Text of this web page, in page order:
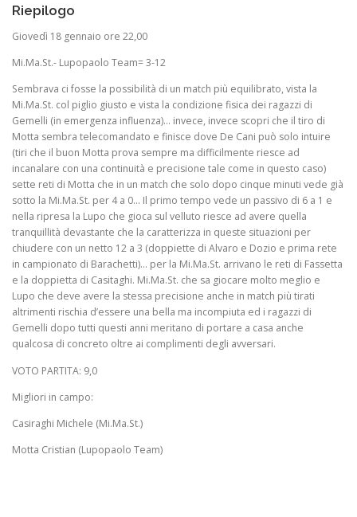
Riepilogo
Giovedì 18 gennaio ore 22,00
Mi.Ma.St.- Lupopaolo Team= 3-12
Sembrava ci fosse la possibilità di un match più equilibrato, vista la
Mi.Ma.St. col piglio giusto e vista la condizione fisica dei ragazzi di
Gemelli (in emergenza influenza)… invece, invece scopri che il tiro di
Motta sembra telecomandato e finisce dove De Cani può solo intuire
(tiri che il buon Motta prova sempre ma difficilmente riesce ad
incanalare con una continuità e precisione tale come in questo caso)
sette reti di Motta che in un match che solo dopo cinque minuti vede già
sotto la Mi.Ma.St. per 4 a 0… Il primo tempo vede un passivo di 6 a 1 e
nella ripresa la Lupo che gioca sul velluto riesce ad avere quella
tranquillità devastante che la caratterizza in queste situazioni per
chiudere con un netto 12 a 3 (doppiette di Alvaro e Dozio e prima rete
in campionato di Barachetti)… per la Mi.Ma.St. arrivano le reti di Fassetta
e la doppietta di Casitaghi. Mi.Ma.St. che sa giocare molto meglio e
Lupo che deve avere la stessa precisione anche in match più tirati
altrimenti rischia d’essere una bella ma incompiuta ed i ragazzi di
Gemelli dopo tutti questi anni meritano di portare a casa anche
qualcosa di concreto oltre ai complimenti degli avversari.
VOTO PARTITA: 9,0
Migliori in campo:
Casiraghi Michele (Mi.Ma.St.)
Motta Cristian (Lupopaolo Team)